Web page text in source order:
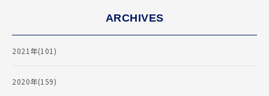
ARCHIVES
2021年(101)
2020年(159)